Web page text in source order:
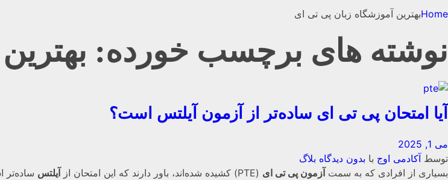
Homeبهترین آموزشگاه زبان پی تی ای
نوشته های برچسب خورده:
آیا امتحان پی تی ای ساده‌تر از آزمون آیلتس است؟
می 1, 2025
توسط آکادمی اوج با بدون دیدگاه بلاگ
بسیاری از افرادی که به سمت آزمون پی تی ای (PTE) کشیده شده‌اند، باور دارند که این امتحان از آیلتس ساده‌تر